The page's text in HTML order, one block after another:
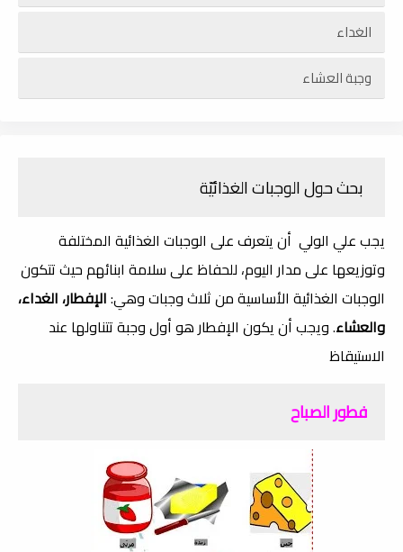
الغداء
وجبة العشاء
بحث حول الوجبات الغذائيّة
يجب علي الولي أن يتعرف على الوجبات الغذائية المختلفة
وتوزيعها على مدار اليوم، للحفاظ على سلامة ابنائهم حيث تتكون
الوجبات الغذائية الأساسية من ثلاث وجبات وهي:الإفطار، الغداء،
والعشاء. ويجب أن يكون الإفطار هو أول وجبة تتناولها عند
الاستيقاظ
فطور الصباح